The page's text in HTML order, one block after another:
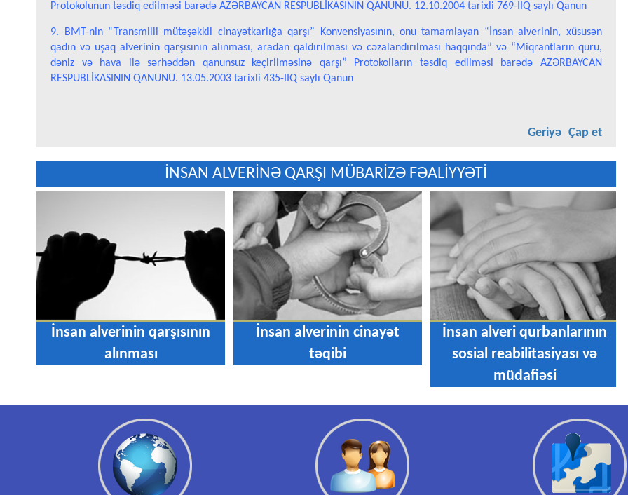
Protokolunun təsdiq edilməsi barədə AZƏRBAYCAN RESPUBLİKASININ QANUNU. 12.10.2004 tarixli 769-IIQ saylı Qanun
9. BMT-nin “Transmilli mütəşəkkil cinayətkarlığa qarşı” Konvensiyasının, onu tamamlayan “İnsan alverinin, xüsusən
qadın və uşaq alverinin qarşısının alınması, aradan qaldırılması və cəzalandırılması haqqında” və “Miqrantların quru,
dəniz və hava ilə sərhəddən qanunsuz keçirilməsinə qarşı” Protokolların təsdiq edilməsi barədə AZƏRBAYCAN
RESPUBLİKASININ QANUNU. 13.05.2003 tarixli 435-IIQ saylı Qanun
Çap et
Geriyə
İNSAN ALVERİNƏ QARŞI MÜBARİZƏ FƏALİYYƏTİ
İnsan alverinin qarşısının
alınması
İnsan alverinin cinayət
təqibi
İnsan alveri qurbanlarının
sosial reabilitasiyası və
müdafiəsi